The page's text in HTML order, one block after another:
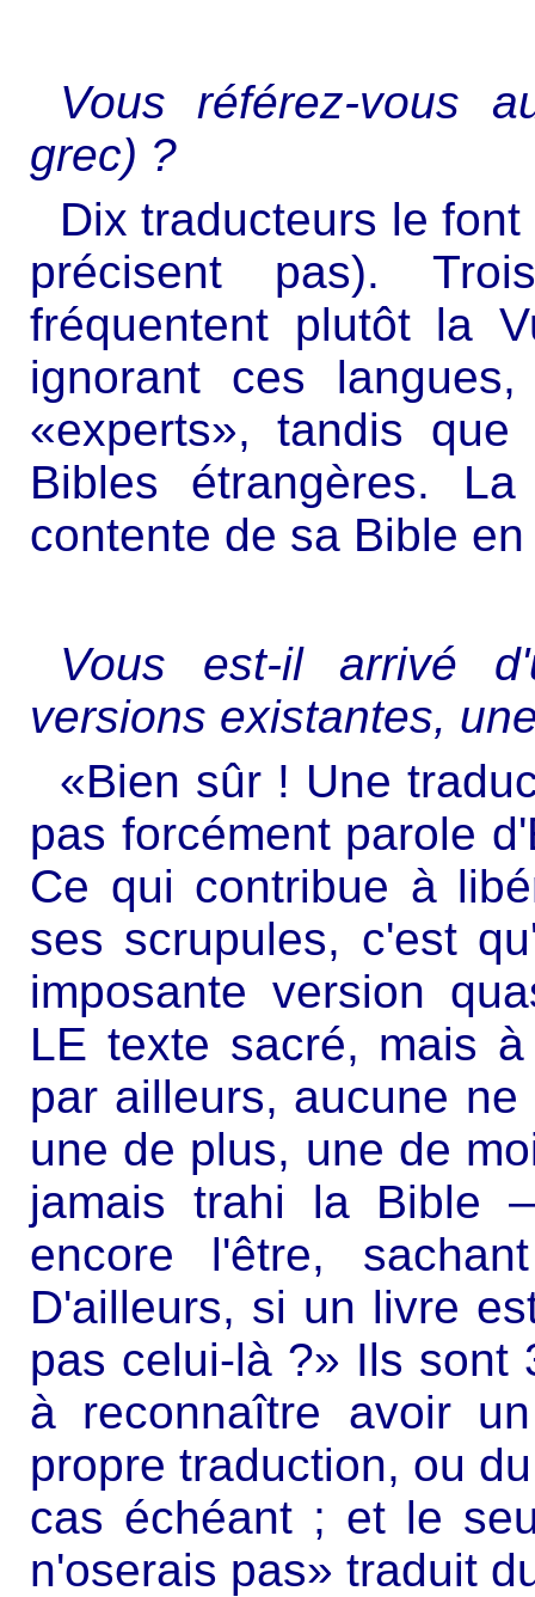
Vous référez-vous
grec) ?
Dix traducteurs le
précisent pas).
fréquentent plutôt la
ignorant ces
«experts», tandis
Bibles étrangères.
contente de sa Bible
Vous est-il arrivé
versions existantes,
«Bien sûr ! Une
pas forcément parole
Ce qui contribue à
ses scrupules, c'est
imposante version
LE texte sacré, mais
par ailleurs, aucune
une de plus, une de
jamais trahi la Bible
encore l'être,
D'ailleurs, si un livre
pas celui-là ?» Ils sont
à reconnaître avoir
propre traduction, ou
cas échéant ; et le
n'oserais pas» traduit